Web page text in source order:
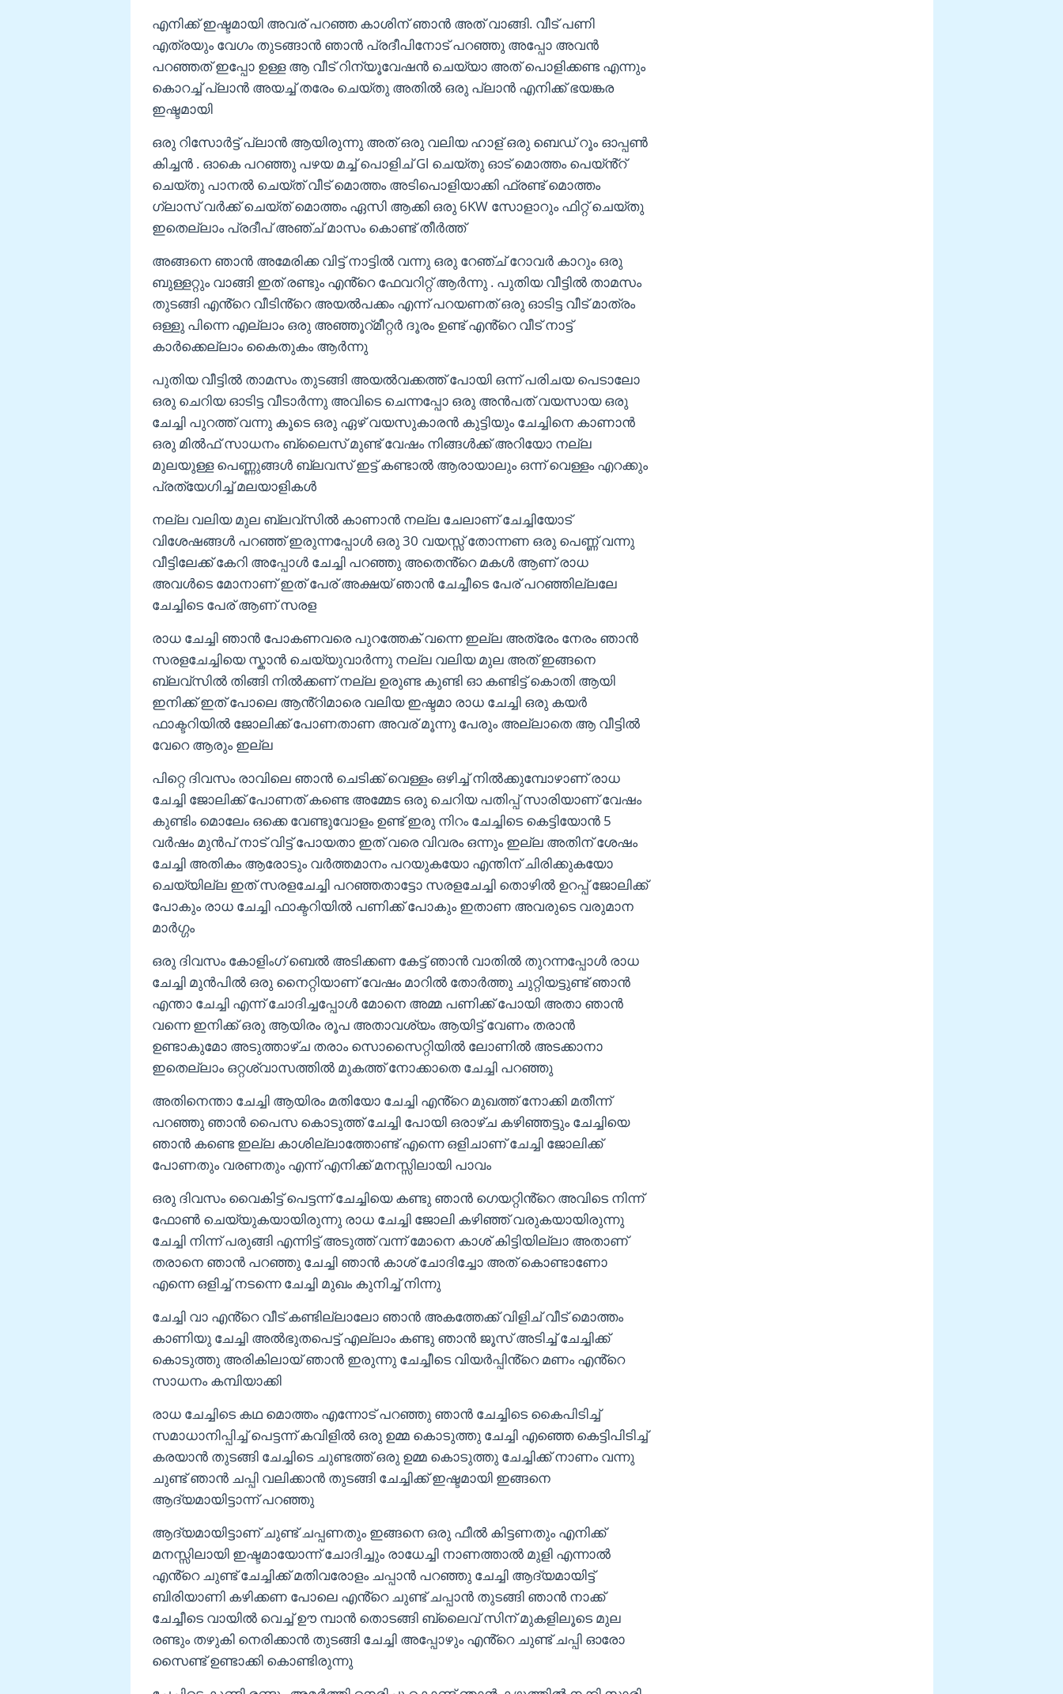
എനിക്ക് ഇഷ്ടമായി അവര് പറഞ്ഞ കാശിന് ഞാൻ അത് വാങ്ങി. വീട് പണി
എത്രയും വേഗം തുടങ്ങാൻ ഞാൻ പ്രദീപിനോട് പറഞ്ഞു അപ്പോ അവൻ
പറഞ്ഞത് ഇപ്പോ ഉള്ള ആ വീട് റിന്യൂവേഷൻ ചെയ്യാ അത് പൊളിക്കണ്ട എന്നും
കൊറച്ച് പ്ലാൻ അയച്ച് തരേം ചെയ്തു അതിൽ ഒരു പ്ലാൻ എനിക്ക് ഭയങ്കര
ഇഷ്ടമായി
ഒരു റിസോർട്ട് പ്ലാൻ ആയിരുന്നു അത് ഒരു വലിയ ഹാള് ഒരു ബെഡ് റൂം ഓപ്പൺ
കിച്ചൻ . ഓകെ പറഞ്ഞു പഴയ മച്ച് പൊളിച് Gl ചെയ്തു ഓട് മൊത്തം പെയ്ൻ്റ്
ചെയ്തു പാനൽ ചെയ്ത് വീട് മൊത്തം അടിപൊളിയാക്കി ഫ്രണ്ട് മൊത്തം
ഗ്ലാസ് വർക്ക് ചെയ്ത് മൊത്തം ഏസി ആക്കി ഒരു 6KW സോളാറും ഫിറ്റ് ചെയ്തു
ഇതെല്ലാം പ്രദീപ് അഞ്ച് മാസം കൊണ്ട് തീർത്ത്
അങ്ങനെ ഞാൻ അമേരിക്ക വിട്ട് നാട്ടിൽ വന്നു ഒരു റേഞ്ച് റോവർ കാറും ഒരു
ബുള്ളറ്റും വാങ്ങി ഇത് രണ്ടും എൻ്റെ ഫേവറിറ്റ് ആർന്നു . പുതിയ വീട്ടിൽ താമസം
തുടങ്ങി എൻ്റെ വീടിൻ്റെ അയൽപക്കം എന്ന് പറയണത് ഒരു ഓടിട്ട വീട് മാത്രം
ഒള്ളു പിന്നെ എല്ലാം ഒരു അഞ്ഞൂറ്മീറ്റർ ദൂരം ഉണ്ട് എൻ്റെ വീട് നാട്ട്
കാർക്കെല്ലാം കൈതുകം ആർന്നു
പുതിയ വീട്ടിൽ താമസം തുടങ്ങി അയൽവക്കത്ത് പോയി ഒന്ന് പരിചയ പെടാലോ
ഒരു ചെറിയ ഓടിട്ട വീടാർന്നു അവിടെ ചെന്നപ്പോ ഒരു അൻപത് വയസായ ഒരു
ചേച്ചി പുറത്ത് വന്നു കൂടെ ഒരു ഏഴ് വയസുകാരൻ കുട്ടിയും ചേച്ചിനെ കാണാൻ
ഒരു മിൽഫ് സാധനം ബ്ലൈസ് മുണ്ട് വേഷം നിങ്ങൾക്ക് അറിയോ നല്ല
മുലയുള്ള പെണ്ണുങ്ങൾ ബ്ലവസ് ഇട്ട് കണ്ടാൽ ആരായാലും ഒന്ന് വെള്ളം എറക്കും
പ്രത്യേഗിച്ച് മലയാളികൾ
നല്ല വലിയ മുല ബ്ലവ്സിൽ കാണാൻ നല്ല ചേലാണ് ചേച്ചിയോട്
വിശേഷങ്ങൾ പറഞ്ഞ് ഇരുന്നപ്പോൾ ഒരു 30 വയസ്സ് തോന്നണ ഒരു പെണ്ണ് വന്നു
വീട്ടിലേക്ക് കേറി അപ്പോൾ ചേച്ചി പറഞ്ഞു അതെൻ്റെ മകൾ ആണ് രാധ
അവൾടെ മോനാണ് ഇത് പേര് അക്ഷയ് ഞാൻ ചേച്ചീടെ പേര് പറഞ്ഞില്ലലേ
ചേച്ചിടെ പേര് ആണ് സരള
രാധ ചേച്ചി ഞാൻ പോകണവരെ പുറത്തേക് വന്നെ ഇല്ല അത്രേം നേരം ഞാൻ
സരളചേച്ചിയെ സ്കാൻ ചെയ്യുവാർന്നു നല്ല വലിയ മുല അത് ഇങ്ങനെ
ബ്ലവ്സിൽ തിങ്ങി നിൽക്കണ് നല്ല ഉരുണ്ട കുണ്ടി ഓ കണ്ടിട്ട് കൊതി ആയി
ഇനിക്ക് ഇത് പോലെ ആൻ്റിമാരെ വലിയ ഇഷ്ടമാ രാധ ചേച്ചി ഒരു കയർ
ഫാക്ടറിയിൽ ജോലിക്ക് പോണതാണ അവര് മൂന്നു പേരും അല്ലാതെ ആ വീട്ടിൽ
വേറെ ആരും ഇല്ല
പിറ്റെ ദിവസം രാവിലെ ഞാൻ ചെടിക്ക് വെള്ളം ഒഴിച്ച് നിൽക്കുമ്പോഴാണ് രാധ
ചേച്ചി ജോലിക്ക് പോണത് കണ്ടെ അമ്മേട ഒരു ചെറിയ പതിപ്പ് സാരിയാണ് വേഷം
കുണ്ടിം മൊലേം ഒക്കെ വേണ്ടുവോളം ഉണ്ട് ഇരു നിറം ചേച്ചിടെ കെട്ടിയോൻ 5
വർഷം മുൻപ് നാട് വിട്ട് പോയതാ ഇത് വരെ വിവരം ഒന്നും ഇല്ല അതിന് ശേഷം
ചേച്ചി അതികം ആരോടും വർത്തമാനം പറയുകയോ എന്തിന് ചിരിക്കുകയോ
ചെയ്യില്ല ഇത് സരളചേച്ചി പറഞ്ഞതാട്ടോ സരളചേച്ചി തൊഴിൽ ഉറപ്പ് ജോലിക്ക്
പോകും രാധ ചേച്ചി ഫാക്ടറിയിൽ പണിക്ക് പോകും ഇതാണ അവരുടെ വരുമാന
മാർഗ്ഗം
ഒരു ദിവസം കോളിംഗ് ബെൽ അടിക്കണ കേട്ട് ഞാൻ വാതിൽ തുറന്നപ്പോൾ രാധ
ചേച്ചി മുൻപിൽ ഒരു നൈറ്റിയാണ് വേഷം മാറിൽ തോർത്തു ചുറ്റിയട്ടുണ്ട് ഞാൻ
എന്താ ചേച്ചി എന്ന് ചോദിച്ചപ്പോൾ മോനെ അമ്മ പണിക്ക് പോയി അതാ ഞാൻ
വന്നെ ഇനിക്ക് ഒരു ആയിരം രൂപ അതാവശ്യം ആയിട്ട് വേണം തരാൻ
ഉണ്ടാകുമോ അടുത്താഴ്ച തരാം സൊസൈറ്റിയിൽ ലോണിൽ അടക്കാനാ
ഇതെല്ലാം ഒറ്റശ്വാസത്തിൽ മുകത്ത് നോക്കാതെ ചേച്ചി പറഞ്ഞു
അതിനെന്താ ചേച്ചി ആയിരം മതിയോ ചേച്ചി എൻ്റെ മുഖത്ത് നോക്കി മതീന്ന്
പറഞ്ഞു ഞാൻ പൈസ കൊടുത്ത് ചേച്ചി പോയി ഒരാഴ്ച കഴിഞ്ഞട്ടും ചേച്ചിയെ
ഞാൻ കണ്ടെ ഇല്ല കാശില്ലാത്തോണ്ട് എന്നെ ഒളിചാണ് ചേച്ചി ജോലിക്ക്
പോണതും വരണതും എന്ന് എനിക്ക് മനസ്സിലായി പാവം
ഒരു ദിവസം വൈകിട്ട് പെട്ടന്ന് ചേച്ചിയെ കണ്ടു ഞാൻ ഗെയറ്റിൻ്റെ അവിടെ നിന്ന്
ഫോൺ ചെയ്യുകയായിരുന്നു രാധ ചേച്ചി ജോലി കഴിഞ്ഞ് വരുകയായിരുന്നു
ചേച്ചി നിന്ന് പരുങ്ങി എന്നിട്ട് അടുത്ത് വന്ന് മോനെ കാശ് കിട്ടിയില്ലാ അതാണ്
തരാനെ ഞാൻ പറഞ്ഞു ചേച്ചി ഞാൻ കാശ് ചോദിച്ചോ അത് കൊണ്ടാണോ
എന്നെ ഒളിച്ച് നടന്നെ ചേച്ചി മുഖം കുനിച്ച് നിന്നു
ചേച്ചി വാ എൻ്റെ വീട് കണ്ടില്ലാലോ ഞാൻ അകത്തേക്ക് വിളിച് വീട് മൊത്തം
കാണിയു ചേച്ചി അൽഭുതപെട്ട് എല്ലാം കണ്ടു ഞാൻ ജൂസ് അടിച്ച് ചേച്ചിക്ക്
കൊടുത്തു അരികിലായ് ഞാൻ ഇരുന്നു ചേച്ചീടെ വിയർപ്പിൻ്റെ മണം എൻ്റെ
സാധനം കമ്പിയാക്കി
രാധ ചേച്ചിടെ കഥ മൊത്തം എന്നോട് പറഞ്ഞു ഞാൻ ചേച്ചിടെ കൈപിടിച്ച്
സമാധാനിപ്പിച്ച് പെട്ടന്ന് കവിളിൽ ഒരു ഉമ്മ കൊടുത്തു ചേച്ചി എഞ്ഞെ കെട്ടിപിടിച്ച്
കരയാൻ തുടങ്ങി ചേച്ചിടെ ചുണ്ടത്ത് ഒരു ഉമ്മ കൊടുത്തു ചേച്ചിക്ക് നാണം വന്നു
ചുണ്ട് ഞാൻ ചപ്പി വലിക്കാൻ തുടങ്ങി ചേച്ചിക്ക് ഇഷ്ടമായി ഇങ്ങനെ
ആദ്യമായിട്ടാന്ന് പറഞ്ഞു
ആദ്യമായിട്ടാണ് ചുണ്ട് ചപ്പണതും ഇങ്ങനെ ഒരു ഫീൽ കിട്ടണതും എനിക്ക്
മനസ്സിലായി ഇഷ്ടമായോന്ന് ചോദിച്ചും രാധേച്ചി നാണത്താൽ മുളി എന്നാൽ
എൻ്റെ ചുണ്ട് ചേച്ചിക്ക് മതിവരോളം ചപ്പാൻ പറഞ്ഞു ചേച്ചി ആദ്യമായിട്ട്
ബിരിയാണി കഴിക്കണ പോലെ എൻ്റെ ചുണ്ട് ചപ്പാൻ തുടങ്ങി ഞാൻ നാക്ക്
ചേച്ചീടെ വായിൽ വെച്ച് ഊ മ്പാൻ തൊടങ്ങി ബ്ലൈവ് സിന് മുകളിലൂടെ മുല
രണ്ടും തഴുകി നെരിക്കാൻ തുടങ്ങി ചേച്ചി അപ്പോഴും എൻ്റെ ചുണ്ട് ചപ്പി ഓരോ
സൈണ്ട് ഉണ്ടാക്കി കൊണ്ടിരുന്നു